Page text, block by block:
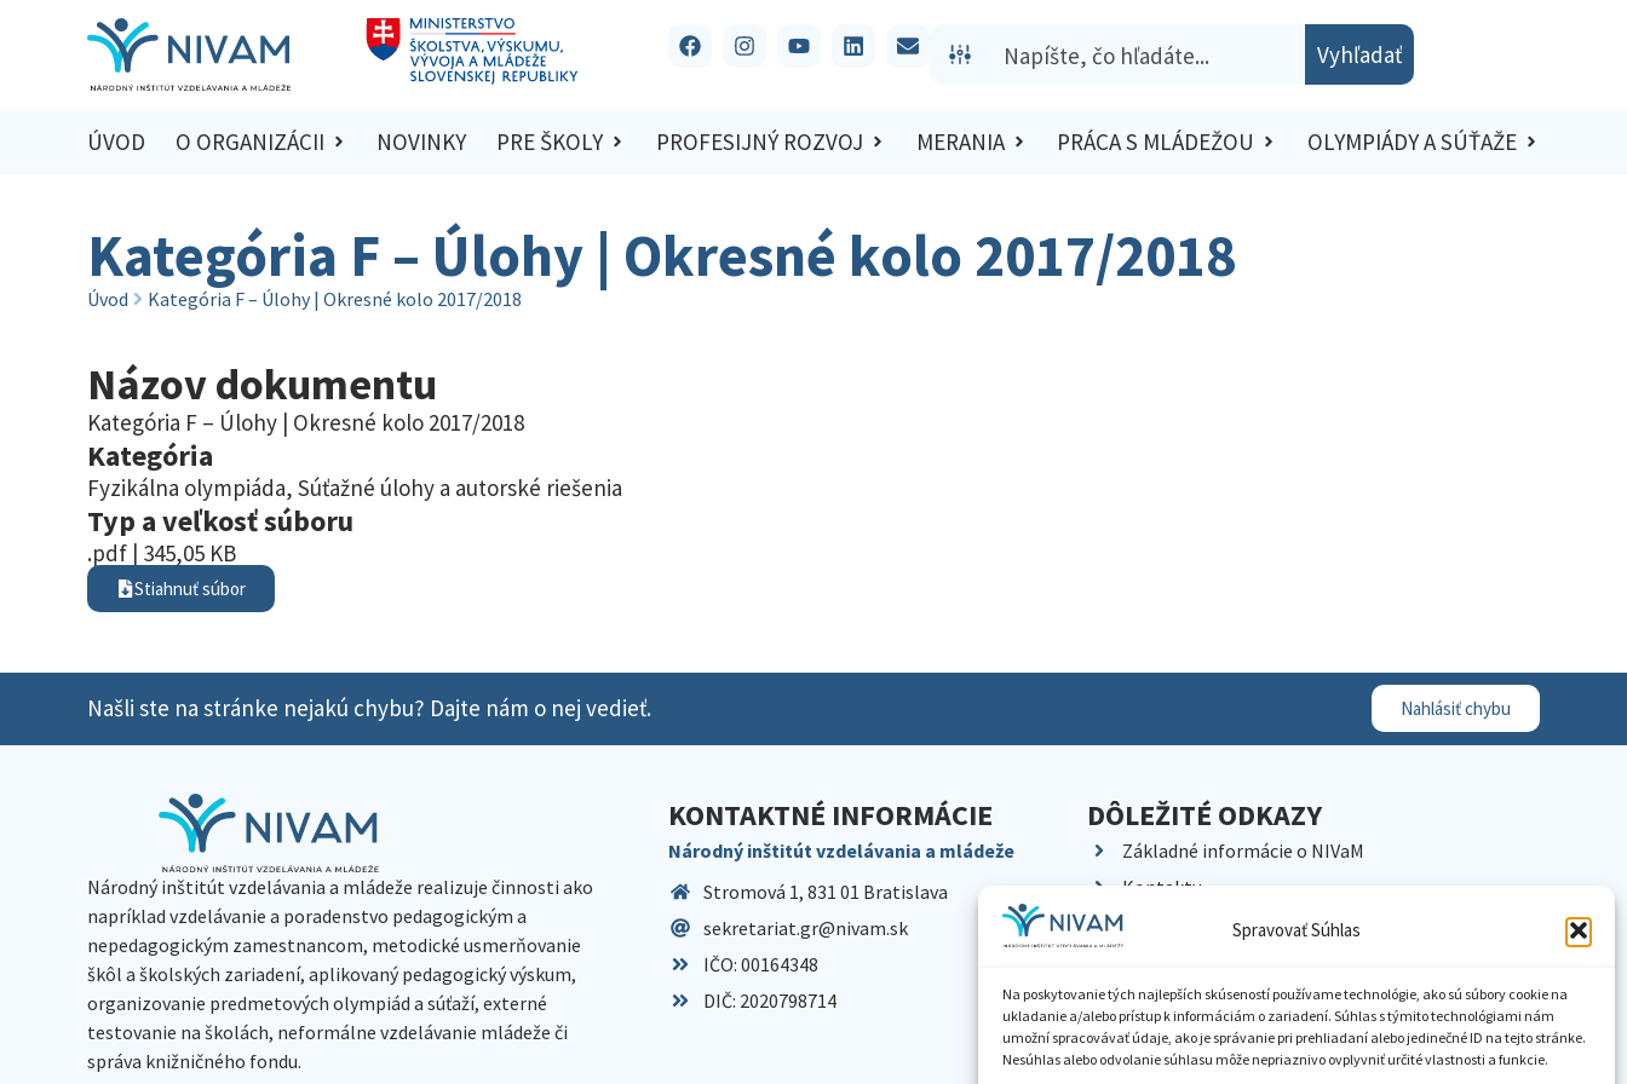
Spravovať Súhlas
Na poskytovanie tých najlepších skúseností používame technológie, ako sú súbory cookie na
ukladanie a/alebo prístup k informáciám o zariadení. Súhlas s týmito technológiami nám
umožní spracovávať údaje, ako je správanie pri prehliadaní alebo jedinečné ID na tejto stránke.
Nesúhlas alebo odvolanie súhlasu môže nepriaznivo ovplyvniť určité vlastnosti a funkcie.
Vyhľadať
ÚVOD O ORGANIZÁCII NOVINKY PRE ŠKOLY PROFESIJNÝ ROZVOJ MERANIA PRÁCA S MLÁDEŽOU OLYMPIÁDY A SÚŤAŽE
Kategória F – Úlohy | Okresné kolo 2017/2018
Úvod Kategória F – Úlohy | Okresné kolo 2017/2018
Názov dokumentu
Kategória F – Úlohy | Okresné kolo 2017/2018
Kategória
Fyzikálna olympiáda, Súťažné úlohy a autorské riešenia
Typ a veľkosť súboru
.pdf | 345,05 KB
Stiahnuť súbor
Našli ste na stránke nejakú chybu? Dajte nám o nej vedieť. Nahlásiť chybu
Národný inštitút vzdelávania a mládeže realizuje činnosti ako
napríklad vzdelávanie a poradenstvo pedagogickým a
nepedagogickým zamestnancom, metodické usmerňovanie
škôl a školských zariadení, aplikovaný pedagogický výskum,
organizovanie predmetových olympiád a súťaží, externé
testovanie na školách, neformálne vzdelávanie mládeže či
správa knižničného fondu.
KONTAKTNÉ INFORMÁCIE
Národný inštitút vzdelávania a mládeže
Stromová 1, 831 01 Bratislava
sekretariat.gr@nivam.sk
IČO: 00164348
DIČ: 2020798714
DÔLEŽITÉ ODKAZY
Základné informácie o NIVaM
Kontakty
Kariéra
Pracoviská NIVaM
Dokumenty inštitúcie
Knižnica